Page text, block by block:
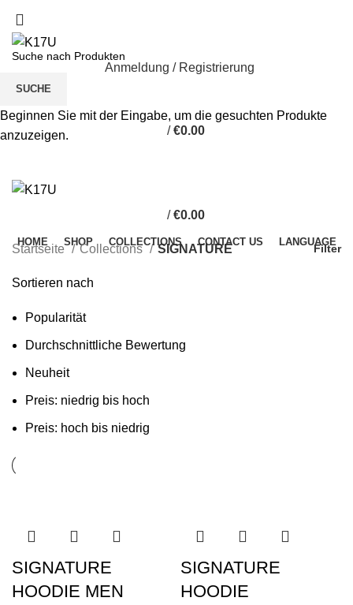
Anmeldung / Registrierung
/ €0.00
/ €0.00
HOME SHOP COLLECTIONS CONTACT US LANGUAGE
Startseite Collections SIGNATURE Filter
Sortieren nach
Popularität
Durchschnittliche Bewertung
Neuheit
Preis: niedrig bis hoch
Preis: hoch bis niedrig
SIGNATURE
HOODIE MEN
SIGNATURE
HOODIE
SUCHE
Beginnen Sie mit der Eingabe, um die gesuchten Produkte
anzuzeigen.